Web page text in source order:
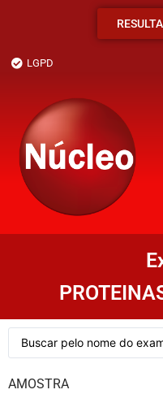
LGPD
AMOSTRA